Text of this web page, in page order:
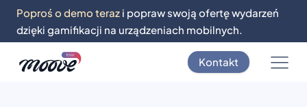
Poproś o demo teraz i popraw swoją ofertę wydarzeń
dzięki gamifikacji na urządzeniach mobilnych.
Kontakt